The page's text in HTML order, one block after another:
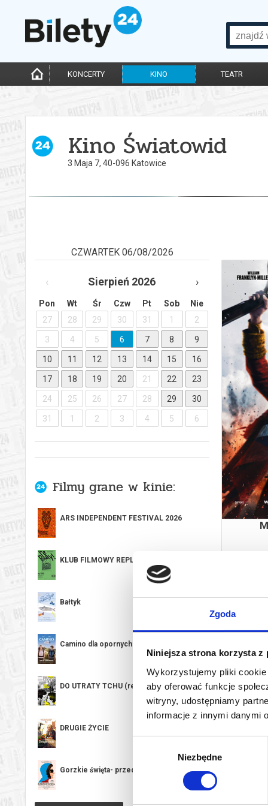
Zgoda
Niniejsza strona korzysta z
Wykorzystujemy pliki cookie
aby oferować funkcje
witryny, udostępniamy
informacje z innymi danymi
Niezbędne
KONCERTY KINO TEATR
Kino Światowid
3 Maja 7, 40-096 Katowice
CZWARTEK 06/08/2026
‹ Sierpień 2026 ›
Pon Wt Śr Czw Pt Sob
Nie
27
28 29 30 31 1 2
3 4 5 6 7 8 9
10 11 12 13 14 15 16
17 18 19 20 21 22 23
24 25 26 27 28 29 30
31 1 2 3 4 5 6
Filmy grane w kinie:
ARS INDEPENDENT FESTIVAL 2026
KLUB FILMOWY REPLAY!: Billy Elliot
Bałtyk
Camino dla opornych-przedpremiera
DO UTRATY TCHU (re-release)
DRUGIE ŻYCIE
Gorzkie święta- przedpremiera